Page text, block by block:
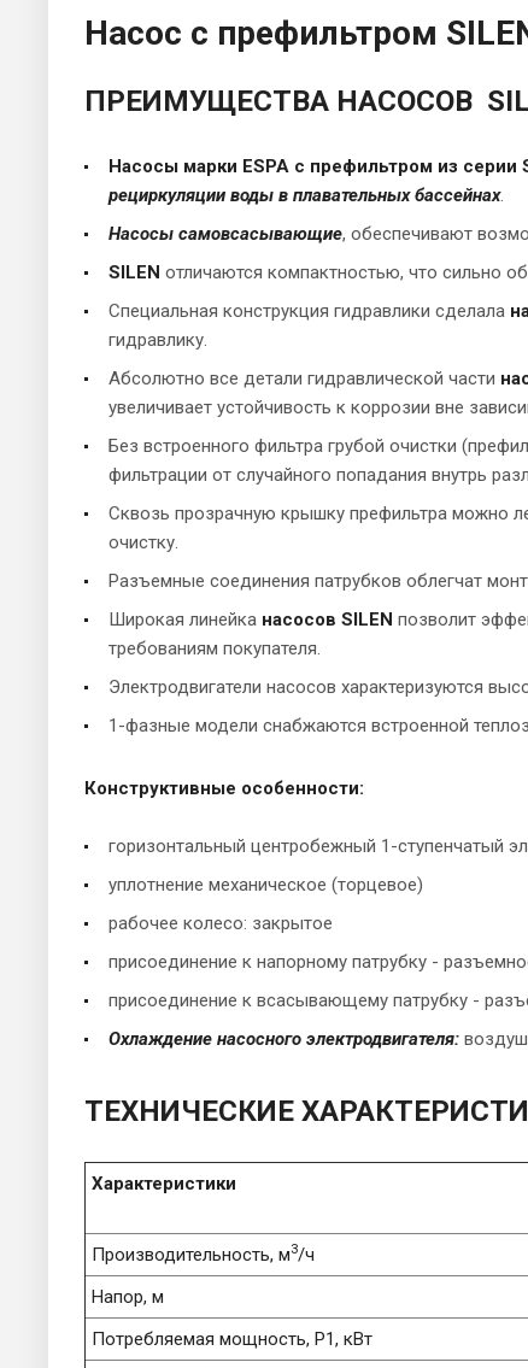
Насос с префильтром
ПРЕИМУЩЕСТВА НАСОСОВ
Насосы марки ESPA с префильтром из серии
рециркуляции воды в плавательных бассейнах.
Насосы самовсасывающие, обеспечивают
SILEN отличаются компактностью, что сильно
Специальная конструкция гидравлики сделала
гидравлику.
Абсолютно все детали гидравлической части
увеличивает устойчивость к коррозии вне
Без встроенного фильтра грубой очистки
фильтрации от случайного попадания внутрь
Сквозь прозрачную крышку префильтра можно
очистку.
Разъемные соединения патрубков облегчат
Широкая линейка насосов SILEN позволит
требованиям покупателя.
Электродвигатели насосов характеризуются
1-фазные модели снабжаются встроенной
Конструктивные особенности:
горизонтальный центробежный 1-ступенчатый
уплотнение механическое (торцевое)
рабочее колесо: закрытое
присоединение к напорному патрубку -
присоединение к всасывающему патрубку -
Охлаждение насосного электродвигателя:
ТЕХНИЧЕСКИЕ
Характеристики
Производительность, м3/ч
Напор, м
Потребляемая мощность, P1, кВт